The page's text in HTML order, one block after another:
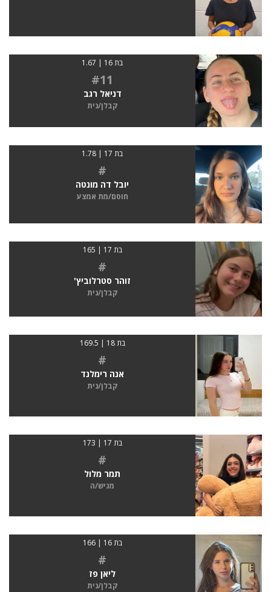
בת 16 | 1.67
#11
דניאל רגב
קבלן/נית
בת 17 | 1.78
#
יובל דה מונטה
חוסם/מת אמצע
בת 17 | 165
#
זוהר סטרלוביץ'
קבלן/נית
בת 18 | 169.5
#
אנה רימלנד
קבלן/נית
בת 17 | 173
#
תמר מלול
מגיש/ה
בת 16 | 166
#
ליאן פז
קבלן/נית